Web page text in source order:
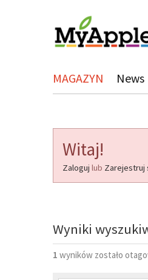
MAGAZYN News
Witaj!
Zaloguj lub Zarejestruj
Wyniki
1 wyników zostało